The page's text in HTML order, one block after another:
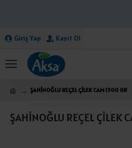
Giriş Yap Kayıt Ol
ŞAHİNOĞLU REÇEL ÇİLEK CAM 1500 GR
ŞAHİNOĞLU REÇEL ÇİLEK